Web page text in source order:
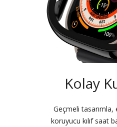
Kolay
Geçmeli
koruyucu kılıf saat